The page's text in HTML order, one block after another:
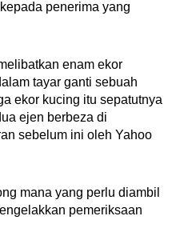
penerima yang
enam ekor
tayar ganti sebuah
ekor kucing itu sepatutnya
ejen berbeza di
sebelum ini oleh Yahoo
mana yang perlu diambil
pemeriksaan